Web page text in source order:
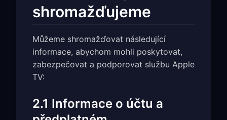
shromažďujeme
Můžeme shromažďovat následující
informace, abychom mohli poskytovat,
zabezpečovat a podporovat službu Apple
TV:
2.1 Informace o účtu a